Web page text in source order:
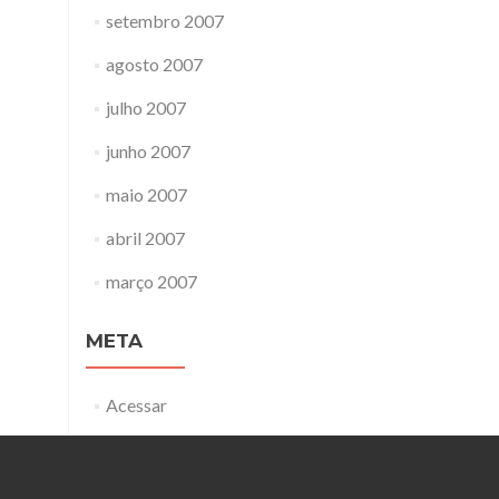
setembro 2007
agosto 2007
julho 2007
junho 2007
maio 2007
abril 2007
março 2007
META
Acessar